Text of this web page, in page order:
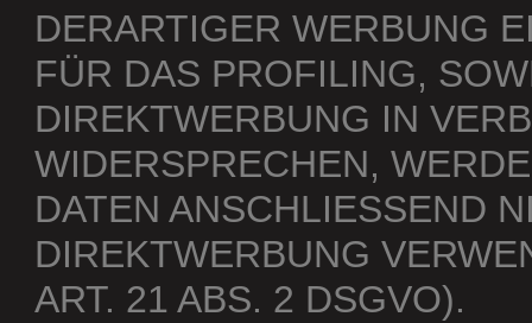
DERARTIGER WERBUNG
FÜR DAS PROFILING,
DIREKTWERBUNG IN
WIDERSPRECHEN,
DATEN ANSCHLIESSEND
DIREKTWERBUNG
ART. 21 ABS. 2 DSGVO).